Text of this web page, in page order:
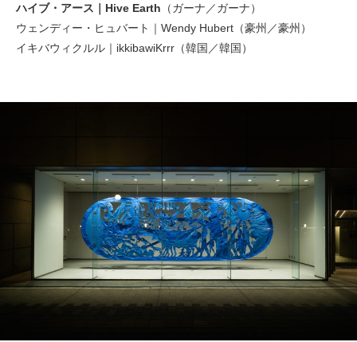
ハイブ・アース｜Hive Earth （ガーナ／ガーナ）
ウェンディー・ヒュバート｜Wendy Hubert（豪州／豪州）
イキバウィクルル｜ikkibawiKrrr（韓国／韓国）